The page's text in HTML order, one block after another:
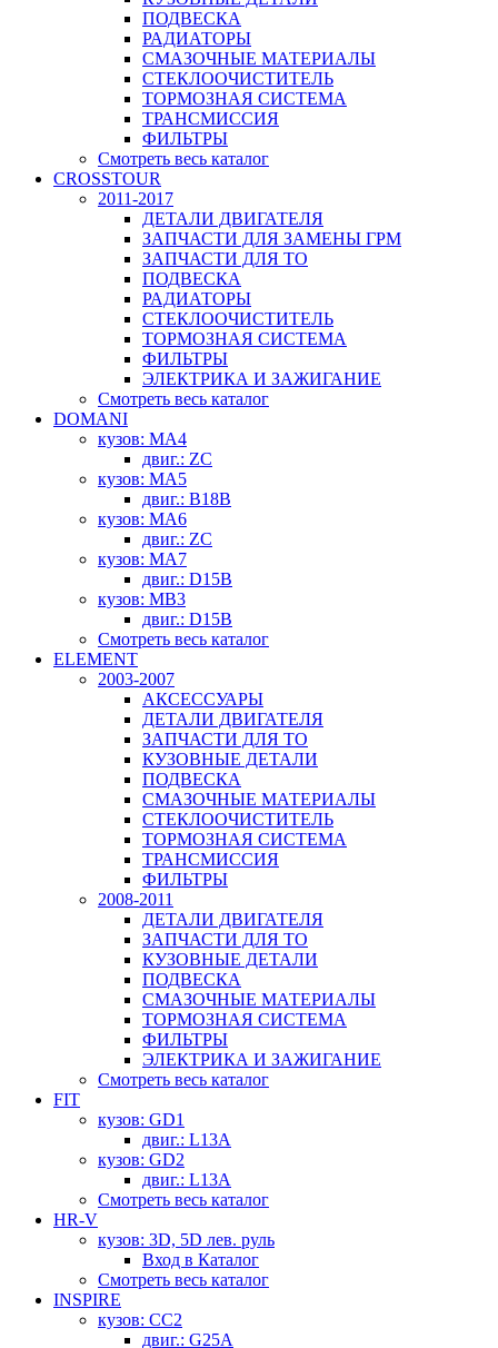
ПОДВЕСКА
РАДИАТОРЫ
СМАЗОЧНЫЕ МАТЕРИАЛЫ
СТЕКЛООЧИСТИТЕЛЬ
ТОРМОЗНАЯ СИСТЕМА
ТРАНСМИССИЯ
ФИЛЬТРЫ
Смотреть весь каталог
CROSSTOUR
2011-2017
ДЕТАЛИ ДВИГАТЕЛЯ
ЗАПЧАСТИ ДЛЯ ЗАМЕНЫ ГРМ
ЗАПЧАСТИ ДЛЯ ТО
ПОДВЕСКА
РАДИАТОРЫ
СТЕКЛООЧИСТИТЕЛЬ
ТОРМОЗНАЯ СИСТЕМА
ФИЛЬТРЫ
ЭЛЕКТРИКА И ЗАЖИГАНИЕ
Смотреть весь каталог
DOMANI
кузов: MA4
двиг.: ZC
кузов: MA5
двиг.: B18B
кузов: MA6
двиг.: ZC
кузов: MA7
двиг.: D15B
кузов: MB3
двиг.: D15B
Смотреть весь каталог
ELEMENT
2003-2007
АКСЕССУАРЫ
ДЕТАЛИ ДВИГАТЕЛЯ
ЗАПЧАСТИ ДЛЯ ТО
КУЗОВНЫЕ ДЕТАЛИ
ПОДВЕСКА
СМАЗОЧНЫЕ МАТЕРИАЛЫ
СТЕКЛООЧИСТИТЕЛЬ
ТОРМОЗНАЯ СИСТЕМА
ТРАНСМИССИЯ
ФИЛЬТРЫ
2008-2011
ДЕТАЛИ ДВИГАТЕЛЯ
ЗАПЧАСТИ ДЛЯ ТО
КУЗОВНЫЕ ДЕТАЛИ
ПОДВЕСКА
СМАЗОЧНЫЕ МАТЕРИАЛЫ
ТОРМОЗНАЯ СИСТЕМА
ФИЛЬТРЫ
ЭЛЕКТРИКА И ЗАЖИГАНИЕ
Смотреть весь каталог
FIT
кузов: GD1
двиг.: L13A
кузов: GD2
двиг.: L13A
Смотреть весь каталог
HR-V
кузов: 3D, 5D лев. руль
Вход в Каталог
Смотреть весь каталог
INSPIRE
кузов: CC2
двиг.: G25A